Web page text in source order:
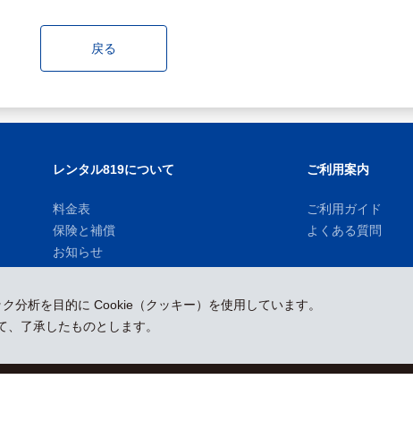
戻る
分析を目的に Cookie（クッキー）を使用しています。
了承したものとします。
レンタル819について
料金表
保険と補償
お知らせ
ご利用案内
ご利用ガイド
よくある質問